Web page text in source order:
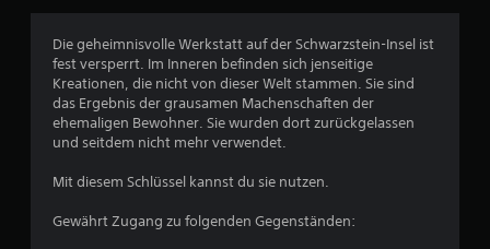
8
Die geheimnisvolle Werkstatt auf der Schwarzstein-Insel ist
fest versperrt. Im Inneren befinden sich jenseitige
Kreationen, die nicht von dieser Welt stammen. Sie sind
das Ergebnis der grausamen Machenschaften der
ehemaligen Bewohner. Sie wurden dort zurückgelassen
und seitdem nicht mehr verwendet.
Mit diesem Schlüssel kannst du sie nutzen.
Gewährt Zugang zu folgenden Gegenständen: